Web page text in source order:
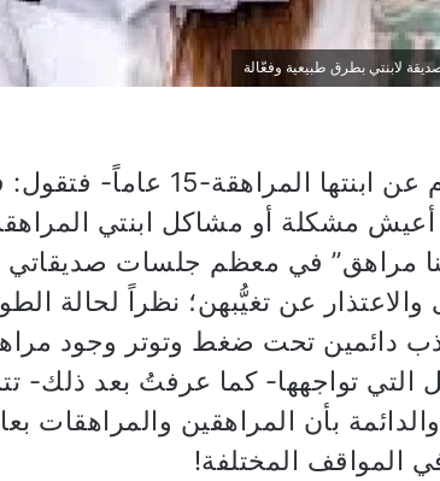
لابنتي بطرق طبيعية وفعّالة
تحكي أُم عن ابنتها
مشكلة أو مشاكل ابنتي
مراهق” في معظم جلسات صديقاتي
عن تغيُّبهن؛ نظراً لحالة
دائمين تحت ضغط وتوتر وجود
التي تواجهها- كما عرفتُ بعد ذلك-
بأن المراهقين والمراهقات
المواقف المختلفة!